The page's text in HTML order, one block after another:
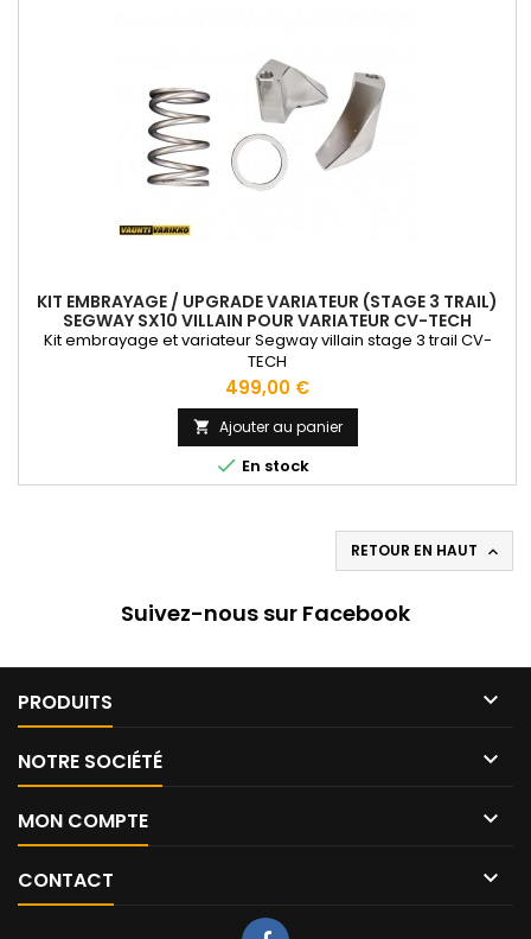
KIT EMBRAYAGE / UPGRADE VARIATEUR (STAGE 3 TRAIL)
SEGWAY SX10 VILLAIN POUR VARIATEUR CV-TECH
Kit embrayage et variateur Segway villain stage 3 trail CV-
TECH
Prix
499,00 €
 Ajouter au panier
 En stock
RETOUR EN HAUT 
Suivez-nous sur Facebook
PRODUITS 
NOTRE SOCIÉTÉ 
MON COMPTE 
CONTACT 